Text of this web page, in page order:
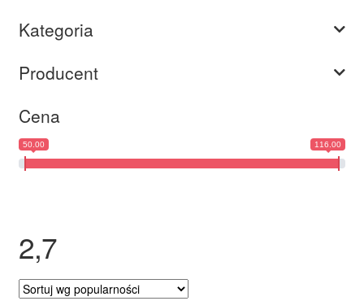
Barwniki spożywcze
Rozwiń
Tematyczne
Rozwiń
Blog
Wyprzedaż
Ozdoby na tort weselny
2,7
Kategoria
Producent
Cena
50.00 116.00